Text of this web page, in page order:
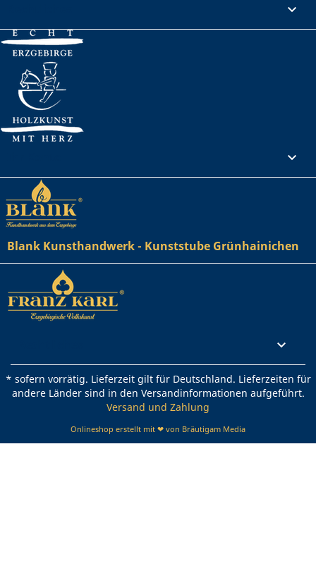


Blank Kunsthandwerk - Kunststube Grünhainichen

* sofern vorrätig. Lieferzeit gilt für Deutschland. Lieferzeiten für
andere Länder sind in den Versandinformationen aufgeführt.
Versand und Zahlung
Onlineshop erstellt mit ❤ von Bräutigam Media